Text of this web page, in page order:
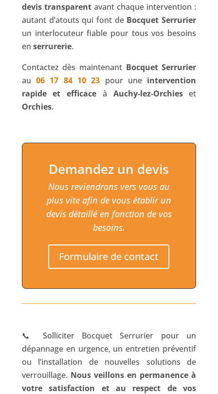
devis transparentavant chaque intervention :
autant d’atouts qui font de Bocquet Serrurier
un interlocuteur fiable pour tous vos besoins
en serrurerie.
Contactez dès maintenant Bocquet Serrurier
au06 17 84 10 23 pour une intervention
rapide et efficace à Auchy-lez-Orchieset
Orchies.
Demandez un devis
Nous reviendrons vers vous au
plus vite afin de vous établir un
devis détaillé en fonction de vos
besoins.
Formulaire de contact
📞 Solliciter Bocquet Serrurier pour un
dépannage en urgence, un entretien préventif
ou l’installation de nouvelles solutions de
verrouillage. Nous veillons en permanence à
votre satisfaction et au respect de vos